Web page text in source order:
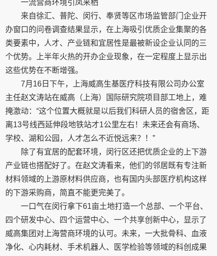
一流营商环境引凤来栖
来自徐汇、普陀、闵行、奉贤等区市场监管部门企业开
办窗口的问卷调查结果显示，在上海吸引优质企业集聚的各
类要素中，人才、产业链和宜居性是最被新设企业认同的三
个优势。上半年火热的开办企业现象，在一定程度上显示出
这些优势在不断增强。
7月16日下午，上海威高生基医疗科技有限公司办公室
主任赵文涛站在威高（上海）国际研究院项目部工地上，难
掩激动：“这个位置大概就是以后我们科研人员的宿舍区，距
离13号线西延伸段地铁站才1公里左右！未来还会有商场、
学校、湖和公园，人才怎么不近悦远来？！”
除了有宜居的配套环境，闵行区还把优质企业的上下游
产业链也搭配好了。在赵文涛看来，他们的邻居既有专注新
材料领域的上游原材料供应商，也有国内头部医疗机构这样
的下游采购商，简直不能更完美了。
一口气在闵行拿下61亩土地打造一个总部、一个平台、
四个研发中心、四个运营中心、一个共享创新中心，显示了
威高集团对上海营商环境的认可。未来，一大批骨科、血液
净化、心内耗材、手术机器人、医学检验等领域的科创成果